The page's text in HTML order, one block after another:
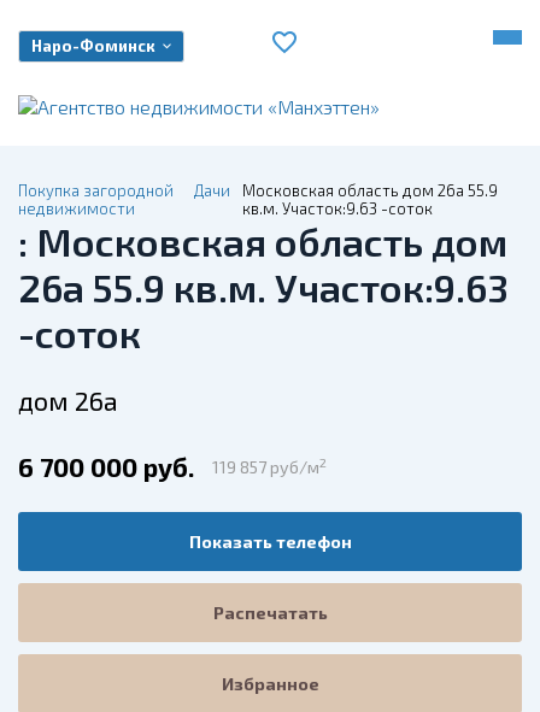
Наро-Фоминск
Покупка загородной
недвижимости
Дачи
Московская область дом 26а 55.9
кв.м. Участок:9.63 -соток
: Московская область дом
26а 55.9 кв.м. Участок:9.63
-соток
дом 26а
6 700 000 руб. 119 857 руб/м2
Показать телефон
Распечатать
Избранное